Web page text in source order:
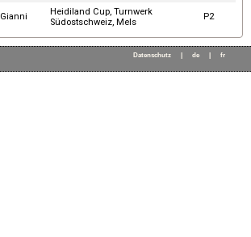
Gianni
Heidiland Cup, Turnwerk
Südostschweiz, Mels
P2
Datenschutz de fr